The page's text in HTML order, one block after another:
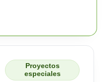
Proyectos
especiales